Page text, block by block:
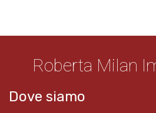
Roberta Milan
Dove siamo